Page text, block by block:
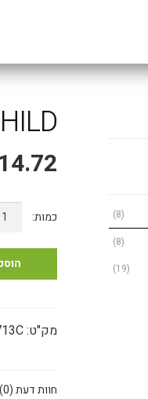
14.72
כמות
מק"ט:
חוות דעת (0)
(8)
(8)
(19)